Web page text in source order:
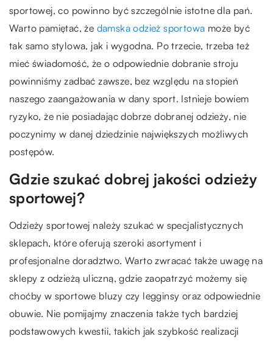
sportowej, co powinno być szczególnie istotne dla pań.
Warto pamiętać, że damska odzież sportowa może być
tak samo stylowa, jak i wygodna. Po trzecie, trzeba też
mieć świadomość, że o odpowiednie dobranie stroju
powinniśmy zadbać zawsze, bez względu na stopień
naszego zaangażowania w dany sport. Istnieje bowiem
ryzyko, że nie posiadając dobrze dobranej odzieży, nie
poczynimy w danej dziedzinie największych możliwych
postępów.
Gdzie szukać dobrej jakości odzieży
sportowej?
Odzieży sportowej należy szukać w specjalistycznych
sklepach, które oferują szeroki asortyment i
profesjonalne doradztwo. Warto zwracać także uwagę na
sklepy z odzieżą uliczną, gdzie zaopatrzyć możemy się
choćby w sportowe bluzy czy legginsy oraz odpowiednie
obuwie. Nie pomijajmy znaczenia także tych bardziej
podstawowych kwestii, takich jak szybkość realizacji